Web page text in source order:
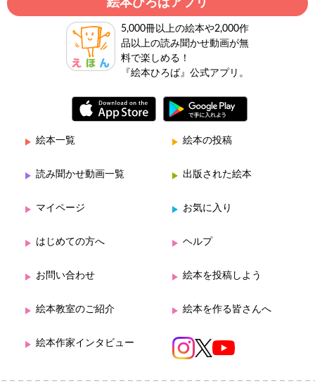
絵本ひろばアプリ
5,000冊以上の絵本や2,000作
品以上の読み聞かせ動画が無
料で楽しめる！
『絵本ひろば』公式アプリ。
絵本一覧 絵本の投稿
読み聞かせ動画一覧 出版された絵本
マイページ お気に入り
はじめての方へ ヘルプ
お問い合わせ 絵本を投稿しよう
絵本教室のご紹介 絵本を作る皆さんへ
絵本作家インタビュー